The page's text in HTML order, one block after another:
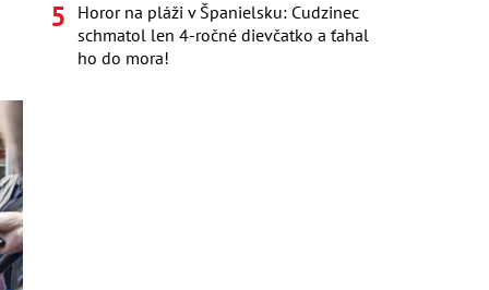
Horor na pláži v Španielsku: Cudzinec
schmatol len 4-ročné dievčatko a ťahal
ho do mora!